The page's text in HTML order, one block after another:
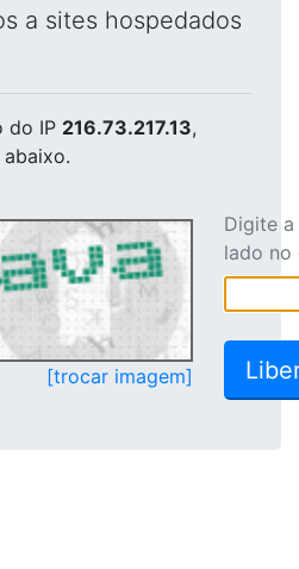
a sites hospedados
do IP 216.73.217.13,
[trocar imagem]
Digite
lado no